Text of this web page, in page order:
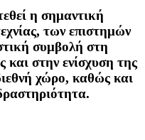
η σημαντική
των επιστημών
συμβολή στη
και στην ενίσχυση της
χώρο, καθώς και